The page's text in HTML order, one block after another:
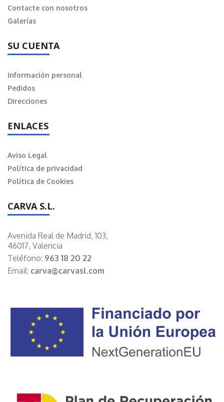
Contacte con nosotros
Galerías
SU CUENTA
Información personal
Pedidos
Direcciones
ENLACES
Aviso Legal
Política de privacidad
Política de Cookies
CARVA S.L.
Avenida Real de Madrid, 103,
46017, Valencia
Teléfono: 963 18 20 22
Email: carva@carvasl.com